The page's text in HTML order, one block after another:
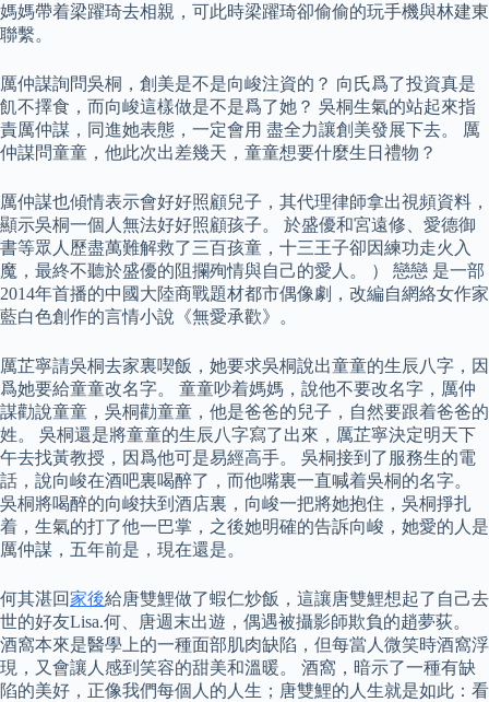
媽媽帶着梁躍琦去相親，可此時梁躍琦卻偷偷的玩手機與林建東
聯繫。
厲仲謀詢問吳桐，創美是不是向峻注資的？ 向氏爲了投資真是
飢不擇食，而向峻這樣做是不是爲了她？ 吳桐生氣的站起來指
責厲仲謀，同進她表態，一定會用 盡全力讓創美發展下去。 厲
仲謀問童童，他此次出差幾天，童童想要什麼生日禮物？
厲仲謀也傾情表示會好好照顧兒子，其代理律師拿出視頻資料，
顯示吳桐一個人無法好好照顧孩子。 於盛優和宮遠修、愛德御
書等眾人歷盡萬難解救了三百孩童，十三王子卻因練功走火入
魔，最終不聽於盛優的阻攔殉情與自己的愛人。 ） 戀戀 是一部
2014年首播的中國大陸商戰題材都市偶像劇，改編自網絡女作家
藍白色創作的言情小說《無愛承歡》。
厲芷寧請吳桐去家裏喫飯，她要求吳桐說出童童的生辰八字，因
爲她要給童童改名字。 童童吵着媽媽，說他不要改名字，厲仲
謀勸說童童，吳桐勸童童，他是爸爸的兒子，自然要跟着爸爸的
姓。 吳桐還是將童童的生辰八字寫了出來，厲芷寧決定明天下
午去找黃教授，因爲他可是易經高手。 吳桐接到了服務生的電
話，說向峻在酒吧裏喝醉了，而他嘴裏一直喊着吳桐的名字。
吳桐將喝醉的向峻扶到酒店裏，向峻一把將她抱住，吳桐掙扎
着，生氣的打了他一巴掌，之後她明確的告訴向峻，她愛的人是
厲仲謀，五年前是，現在還是。
何其湛回家後給唐雙鯉做了蝦仁炒飯，這讓唐雙鯉想起了自己去
世的好友Lisa.何、唐週末出遊，偶遇被攝影師欺負的趙夢荻。
酒窩本來是醫學上的一種面部肌肉缺陷，但每當人微笑時酒窩浮
現，又會讓人感到笑容的甜美和溫暖。 酒窩，暗示了一種有缺
陷的美好，正像我們每個人的人生；唐雙鯉的人生就是如此：看